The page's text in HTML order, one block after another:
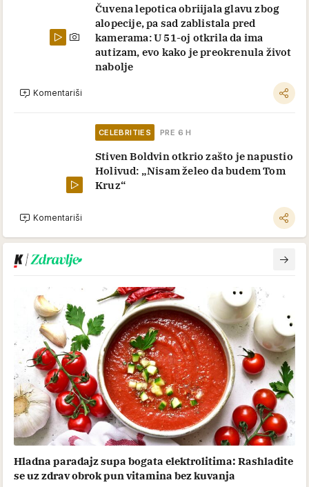
Čuvena lepotica obriijala glavu zbog
alopecije, pa sad zablistala pred
kamerama: U 51-oj otkrila da ima
autizam, evo kako je preokrenula život
nabolje
Komentariši
CELEBRITIES PRE 6 H
Stiven Boldvin otkrio zašto je napustio
Holivud: „Nisam želeo da budem Tom
Kruz“
Komentariši
Hladna paradajz supa bogata elektrolitima: Rashladite
se uz zdrav obrok pun vitamina bez kuvanja